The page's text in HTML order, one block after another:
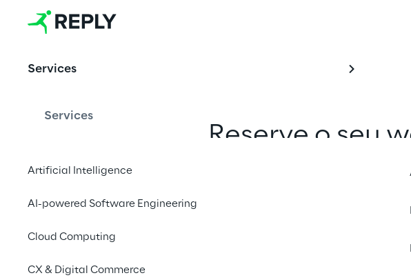
Services
Services
Artificial Intelligence
AI-powered Software Engineering
Cloud Computing
CX & Digital Commerce
Robotics &
Things
Reserve o seu